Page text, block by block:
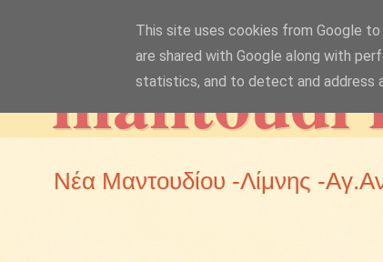
mantoudi
Νέα Μαντουδίου -Λίμνης -
This site uses cookies from Google
are shared with Google along with
statistics, and to detect and address